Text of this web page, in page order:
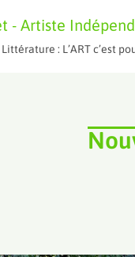
- Artiste
: L’ART c’est